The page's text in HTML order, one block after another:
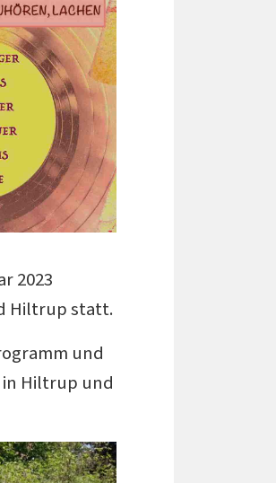
2023
Hiltrup statt.
und
Hiltrup und